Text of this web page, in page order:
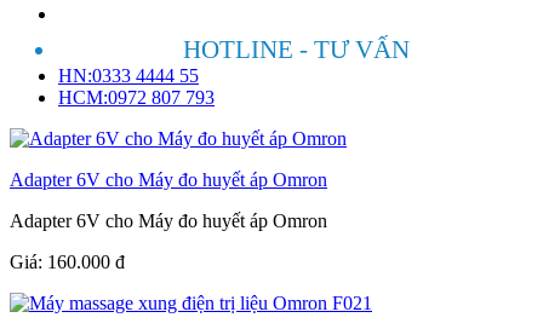
HOTLINE - TƯ VẤN
HN:0333 4444 55
HCM:0972 807 793
Adapter 6V cho Máy đo huyết áp Omron
Adapter 6V cho Máy đo huyết áp Omron
Giá: 160.000 đ